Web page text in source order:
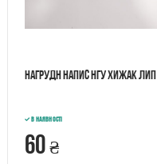
Нагрудн напис НГУ Хижак лип
В наявності
60 ₴